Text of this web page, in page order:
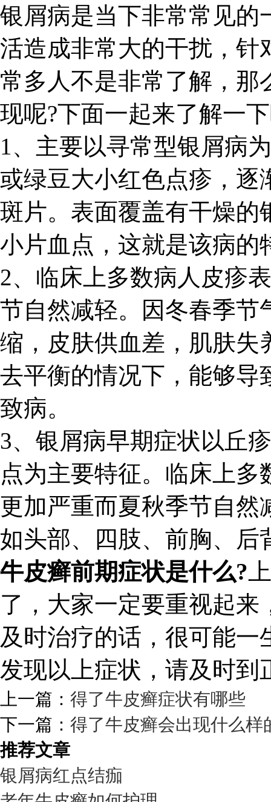
银屑病是当下非常常见的
活造成非常大的干扰，针
常多人不是非常了解，那
现呢?下面一起来了解一
1、主要以寻常型银屑病
或绿豆大小红色点疹，逐
斑片。表面覆盖有干燥的
小片血点，这就是该病的
2、临床上多数病人皮疹
节自然减轻。因冬春季节
缩，皮肤供血差，肌肤失
去平衡的情况下，能够导
致病。
3、银屑病早期症状以丘
点为主要特征。临床上
更加严重而夏秋季节自然
如头部、四肢、前胸、后
牛皮癣前期症状是什么?
了，大家一定要重视起
及时治疗的话，很可能
发现以上症状，请及时到
上一篇： 得了牛皮癣症状有哪些
下一篇： 得了牛皮癣会出现什么样
推荐文章
银屑病红点结痂